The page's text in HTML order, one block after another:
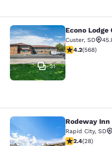
Econo Lodge
31
Econo Lodge
Custer, SD
calificación de
4.2(568)
Rodeway Inn
Rodeway
Rapid City, SD
calificación de
2.4(28)